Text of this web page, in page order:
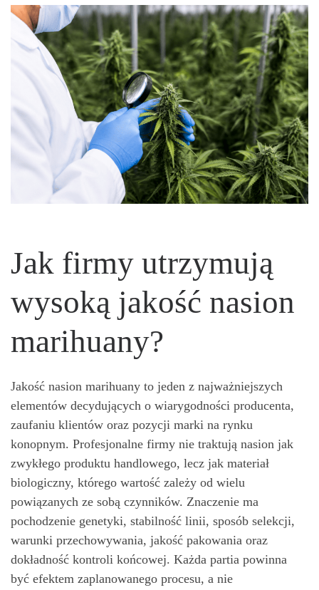
Jak firmy utrzymują
wysoką jakość nasion
marihuany?
Jakość nasion marihuany to jeden z najważniejszych
elementów decydujących o wiarygodności producenta,
zaufaniu klientów oraz pozycji marki na rynku
konopnym. Profesjonalne firmy nie traktują nasion jak
zwykłego produktu handlowego, lecz jak materiał
biologiczny, którego wartość zależy od wielu
powiązanych ze sobą czynników. Znaczenie ma
pochodzenie genetyki, stabilność linii, sposób selekcji,
warunki przechowywania, jakość pakowania oraz
dokładność kontroli końcowej. Każda partia powinna
być efektem zaplanowanego procesu, a nie